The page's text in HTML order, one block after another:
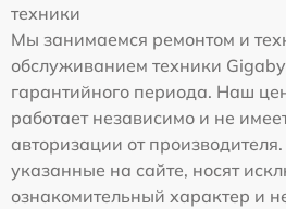
техники
Мы занимаемся ремонтом и
обслуживанием техники
гарантийного периода. Наш
работает независимо и не
авторизации от
указанные на сайте, носят
ознакомительный характер и